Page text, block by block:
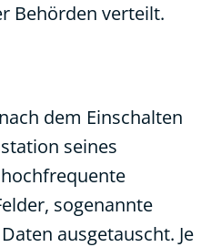
Behörden verteilt.
dem Einschalten
seines
sogenannte
ausgetauscht. Je